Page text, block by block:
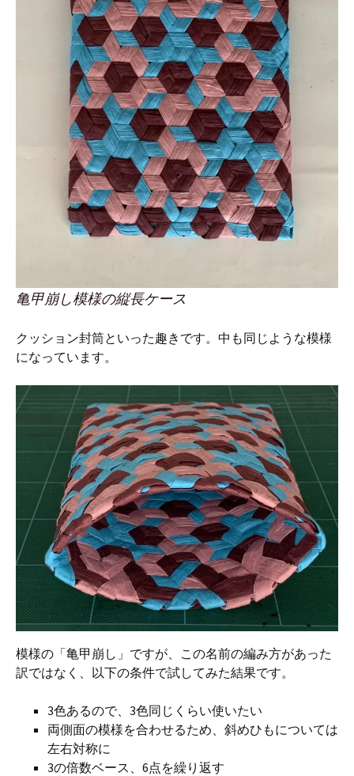
亀甲崩し模様の縦長ケース
クッション封筒といった趣きです。中も同じような模様
になっています。
模様の「亀甲崩し」ですが、この名前の編み方があった
訳ではなく、以下の条件で試してみた結果です。
3色あるので、3色同じくらい使いたい
両側面の模様を合わせるため、斜めひもについては
左右対称に
3の倍数ベース、6点を繰り返す